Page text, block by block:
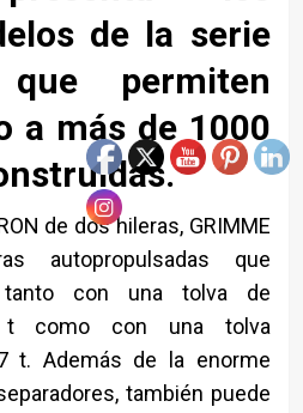
de la serie
que permiten
a más de 1000
de dos hileras, GRIMME
autopropulsadas que
tanto con una tolva de
t como con una tolva
t. Además de la enorme
también puede